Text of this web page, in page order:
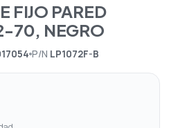
FIJO PARED
70, NEGRO
P/N LP1072F-B